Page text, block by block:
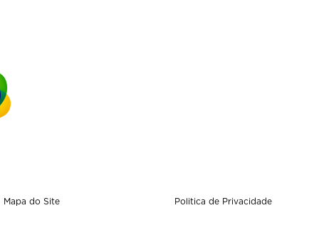
Mapa do Site Politica de Privacidade